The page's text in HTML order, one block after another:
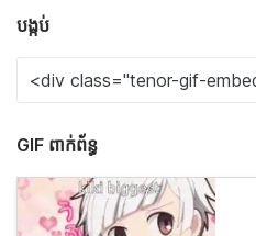
បង្កប់
GIF ពាក់ព័ន្ធ